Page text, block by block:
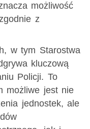
możliwość
z
w tym Starostwa
kluczową
Policji. To
możliwe jest nie
jednostek, ale